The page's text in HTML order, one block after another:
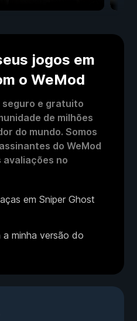
jogos em
o WeMod
seguro e gratuito
de milhões
do mundo. Somos
do WeMod
avaliações no
em Sniper Ghost
minha versão do